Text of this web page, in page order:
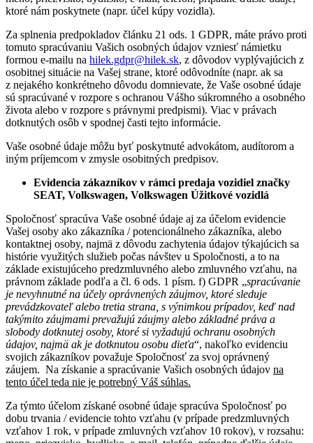
ktoré nám poskytnete (napr. účel kúpy vozidla).
Za splnenia predpokladov článku 21 ods. 1 GDPR, máte právo proti
tomuto spracúvaniu Vašich osobných údajov vzniesť námietku
formou e-mailu na hilek.gdpr@hilek.sk, z dôvodov vyplývajúcich z
osobitnej situácie na Vašej strane, ktoré odôvodníte (napr. ak sa
z nejakého konkrétneho dôvodu domnievate, že Vaše osobné údaje
sú spracúvané v rozpore s ochranou Vášho súkromného a osobného
života alebo v rozpore s právnymi predpismi). Viac v právach
dotknutých osôb v spodnej časti tejto informácie.
Vaše osobné údaje môžu byť poskytnuté advokátom, audítorom a
iným príjemcom v zmysle osobitných predpisov.
Evidencia zákazníkov v rámci predaja vozidiel značky
SEAT, Volkswagen, Volkswagen Úžitkové vozidlá
Spoločnosť spracúva Vaše osobné údaje aj za účelom evidencie
Vašej osoby ako zákazníka / potencionálneho zákazníka, alebo
kontaktnej osoby, najmä z dôvodu zachytenia údajov týkajúcich sa
histórie využitých služieb počas návštev u Spoločnosti, a to na
základe existujúceho predzmluvného alebo zmluvného vzťahu, na
právnom základe podľa a čl. 6 ods. 1 písm. f) GDPR „spracúvanie
je nevyhnutné na účely oprávnených záujmov, ktoré sleduje
prevádzkovateľ alebo tretia strana, s výnimkou prípadov, keď nad
takýmito záujmami prevažujú záujmy alebo základné práva a
slobody dotknutej osoby, ktoré si vyžadujú ochranu osobných
údajov, najmä ak je dotknutou osobu dieťa“, nakoľko evidenciu
svojich zákazníkov považuje Spoločnosť za svoj oprávnený
záujem. Na získanie a spracúvanie Vašich osobných údajov na
tento účel teda nie je potrebný Váš súhlas.
Za týmto účelom získané osobné údaje spracúva Spoločnosť po
dobu trvania / evidencie tohto vzťahu (v prípade predzmluvných
vzťahov 1 rok, v prípade zmluvných vzťahov 10 rokov), v rozsahu: